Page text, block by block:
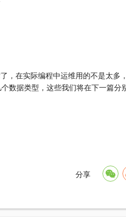
，在实际编程中运维用的不是太多
数据类型，这些我们将在下一篇分
分享